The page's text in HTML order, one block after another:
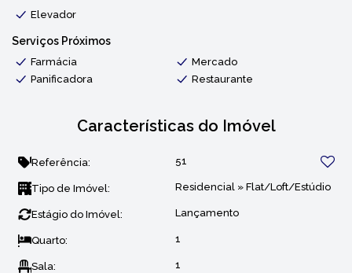
Elevador
Serviços Próximos
Farmácia
Mercado
Panificadora
Restaurante
Características do Imóvel
Referência: 51
Tipo de Imóvel: Residencial » Flat/Loft/Estúdio
Estágio do Imóvel: Lançamento
Quarto: 1
Sala: 1